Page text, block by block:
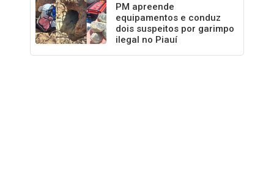
PM apreende
equipamentos e conduz
dois suspeitos por garimpo
ilegal no Piauí